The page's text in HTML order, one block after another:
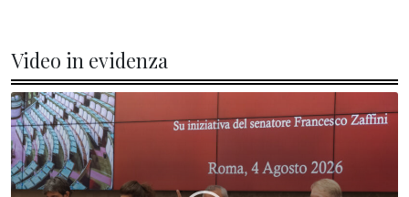
Video in evidenza